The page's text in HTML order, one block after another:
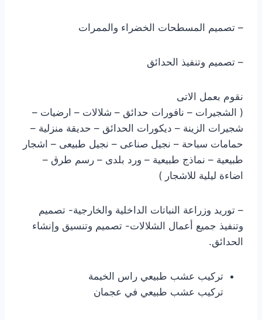
– تصميم المسطحات الخضراء والممرات
– تصميم وتنفيذ الحدائق
نقوم بعمل الاتى
( الشجيرات – نافورات حدائق – شلالات – ارضيات –
شجيرات الزينة – ديكورات الحدائق – حديقة منزلية –
حمامات سباحة – نجيل صناعى – نجيل طبيعى – اشجار
طبيعية – نماذج طبيعية – ورد بلدى – رسم طرق –
اضاءة ليلية للاشجار )
– توريد وزراعة النباتات الداخلية والخارجية- تصميم
وتنفيذ جميع أعمال الشلالات- تصميم وتنسيق وإنشاء
الحدائق.
تركيب عشب طبيعي راس الخيمة
تركيب عشب طبيعي في عجمان